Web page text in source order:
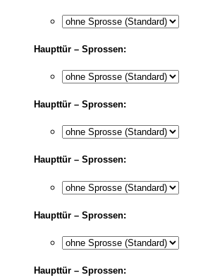
Haupttür – Sprossen:
Haupttür – Sprossen:
Haupttür – Sprossen:
Haupttür – Sprossen:
Haupttür – Sprossen: